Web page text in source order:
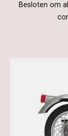
Besloten om